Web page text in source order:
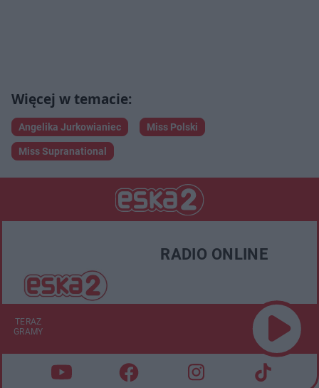
Angelika Jurkowianiec Miss Polski
Miss Supranational
RADIO ONLINE
TERAZ
GRAMY